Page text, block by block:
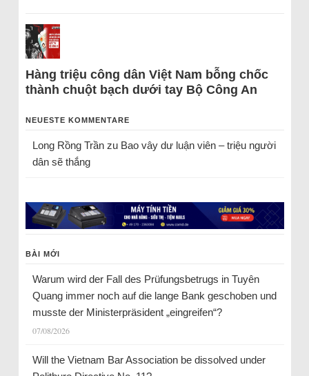
Hàng triệu công dân Việt Nam bỗng chốc
thành chuột bạch dưới tay Bộ Công An
NEUESTE KOMMENTARE
Long Rồng Trầnzu Bao vây dư luận viên – triệu người
dân sẽ thắng
BÀI MỚI
Warum wird der Fall des Prüfungsbetrugs in Tuyên
Quang immer noch auf die lange Bank geschoben und
musste der Ministerpräsident „eingreifen“?
07/08/2026
Will the Vietnam Bar Association be dissolved under